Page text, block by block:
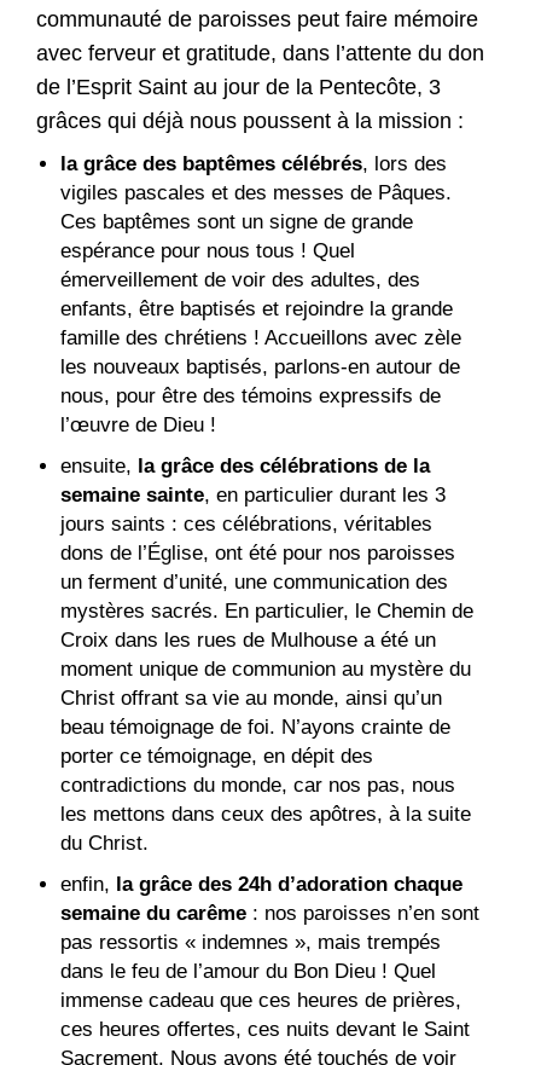
communauté de paroisses peut faire mémoire
avec ferveur et gratitude, dans l’attente du don
de l’Esprit Saint au jour de la Pentecôte, 3
grâces qui déjà nous poussent à la mission :
la grâce des baptêmes célébrés, lors des
vigiles pascales et des messes de Pâques.
Ces baptêmes sont un signe de grande
espérance pour nous tous ! Quel
émerveillement de voir des adultes, des
enfants, être baptisés et rejoindre la grande
famille des chrétiens ! Accueillons avec zèle
les nouveaux baptisés, parlons-en autour de
nous, pour être des témoins expressifs de
l’œuvre de Dieu !
ensuite, la grâce des célébrations de la
semaine sainte, en particulier durant les 3
jours saints : ces célébrations, véritables
dons de l’Église, ont été pour nos paroisses
un ferment d’unité, une communication des
mystères sacrés. En particulier, le Chemin de
Croix dans les rues de Mulhouse a été un
moment unique de communion au mystère du
Christ offrant sa vie au monde, ainsi qu’un
beau témoignage de foi. N’ayons crainte de
porter ce témoignage, en dépit des
contradictions du monde, car nos pas, nous
les mettons dans ceux des apôtres, à la suite
du Christ.
enfin, la grâce des 24h d’adoration chaque
semaine du carême : nos paroisses n’en sont
pas ressortis « indemnes », mais trempés
dans le feu de l’amour du Bon Dieu ! Quel
immense cadeau que ces heures de prières,
ces heures offertes, ces nuits devant le Saint
Sacrement. Nous avons été touchés de voir